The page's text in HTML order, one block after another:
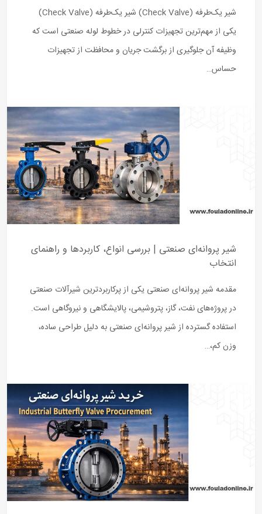
شیر یک‌طرفه (Check Valve) شیر یک‌طرفه (Check Valve)
یکی از مهم‌ترین تجهیزات کنترلی در خطوط لوله صنعتی است که
وظیفه آن جلوگیری از برگشت جریان و محافظت از تجهیزات
حساس…
شیر پروانه‌ای صنعتی | بررسی انواع، کاربردها و راهنمای
انتخاب
مقدمه شیر پروانه‌ای صنعتی یکی از پرکاربردترین شیرآلات صنعتی
در پروژه‌های نفت، گاز، پتروشیمی، پالایشگاهی و نیروگاهی است.
استفاده گسترده از شیر پروانه‌ای صنعتی به دلیل طراحی ساده،
وزن کم،…